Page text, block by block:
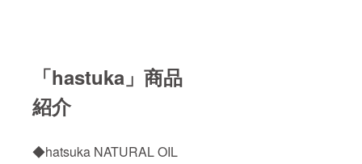
「hastuka」商品
紹介
◆hatsuka NATURAL OIL